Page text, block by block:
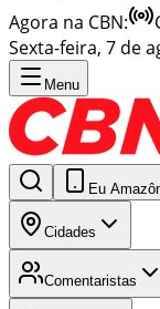
Agora na CBN:
Sexta-feira, 7 de
Menu
Eu
Cidades
Comentaristas